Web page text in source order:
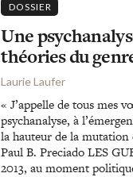
DOSSIER
Une
théories du
Laurie Laufer
« J’appelle de tous mes
psychanalyse, à
la hauteur de la mutation
Paul B. Preciado LES
2013, au moment